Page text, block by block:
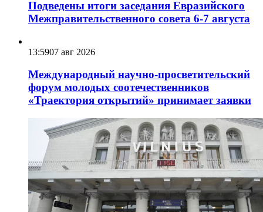
Подведены итоги заседания Евразийского
Межправительственного совета 6-7 августа
13:5907 авг 2026
Международный научно-просветительский
форум молодых соотечественников
«Траектория открытий» принимает заявки